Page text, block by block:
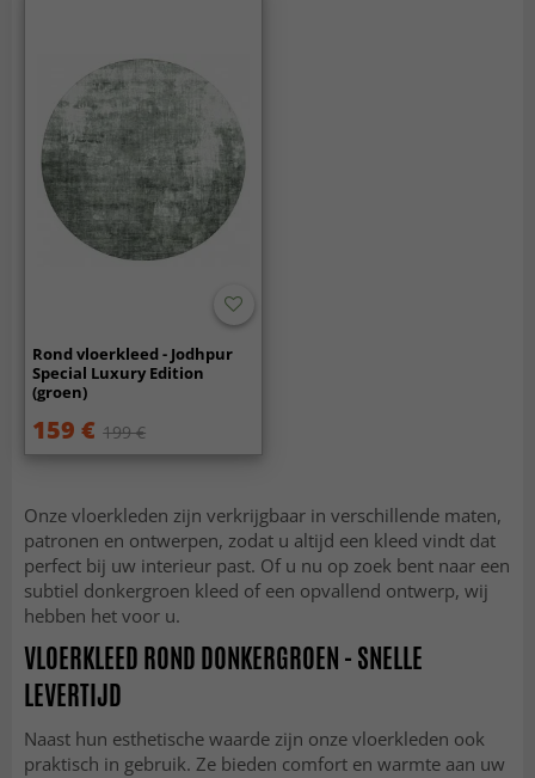
Rond vloerkleed - Jodhpur
Special Luxury Edition
(groen)
159 € 199 €
Onze vloerkleden zijn verkrijgbaar in verschillende maten,
patronen en ontwerpen, zodat u altijd een kleed vindt dat
perfect bij uw interieur past. Of u nu op zoek bent naar een
subtiel donkergroen kleed of een opvallend ontwerp, wij
hebben het voor u.
VLOERKLEED ROND DONKERGROEN - SNELLE
LEVERTIJD
Naast hun esthetische waarde zijn onze vloerkleden ook
praktisch in gebruik. Ze bieden comfort en warmte aan uw